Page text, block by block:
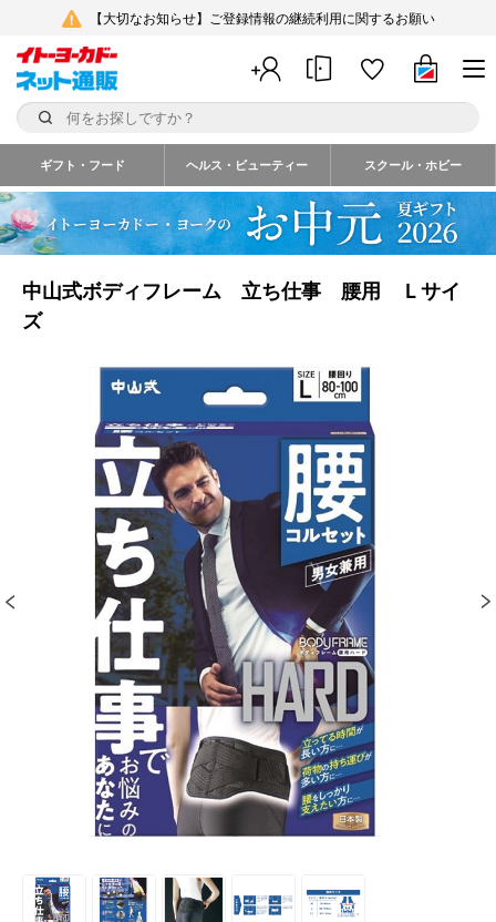
【大切なお知らせ】ご登録情報の継続利用に関するお願い
ギフト・フード ヘルス・ビューティー スクール・ホビー
中山式ボディフレーム 立ち仕事 腰用 Ｌサイ
ズ